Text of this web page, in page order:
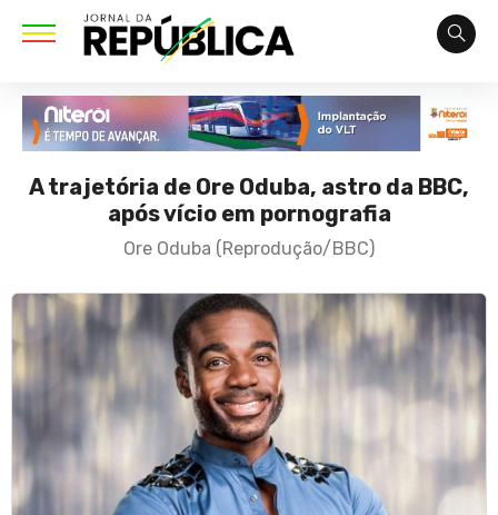
A trajetória de Ore Oduba, astro da BBC,
após vício em pornografia
Ore Oduba (Reprodução/BBC)